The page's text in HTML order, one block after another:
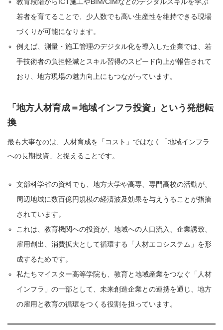
若者を育てることで、少人数でも高い生産性を維持できる現場
づくりが可能になります。
例えば、測量・施工管理のデジタル化を導入した企業では、若
手技術者の負担軽減とスキル習得のスピード向上が報告されて
おり、地方現場の魅力向上にもつながっています。
「地方人材育成＝地域インフラ投資」という発想転
換
最も大事なのは、人材育成を「コスト」ではなく「地域インフラ
への長期投資」と捉えることです。
文部科学省の資料でも、地方大学や高専、専門高校の活動が、
周辺地域に数百億円規模の経済波及効果を与えうることが指摘
されています。
これは、教育機関への投資が、地域への人口流入、企業誘致、
雇用創出、消費拡大として循環する「人材エコシステム」を形
成するためです。
私たちマイスター高等学院も、教育と地域産業をつなぐ「人材
インフラ」の一部として、未来創造企業との連携を通じ、地方
の雇用と教育の循環をつくる役割を担っています。